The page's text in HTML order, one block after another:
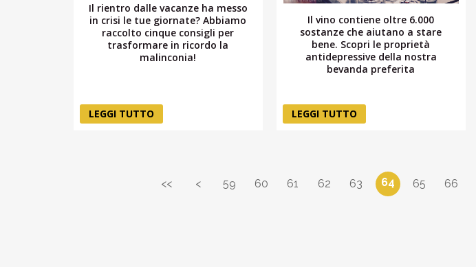
Il rientro dalle vacanze ha messo
in crisi le tue giornate? Abbiamo
raccolto cinque consigli per
trasformare in ricordo la
malinconia!
LEGGI TUTTO
Il vino contiene oltre 6.000
sostanze che aiutano a stare
bene. Scopri le proprietà
antidepressive della nostra
bevanda preferita
LEGGI TUTTO
<< < 59 60 61 62 63 64 65 66